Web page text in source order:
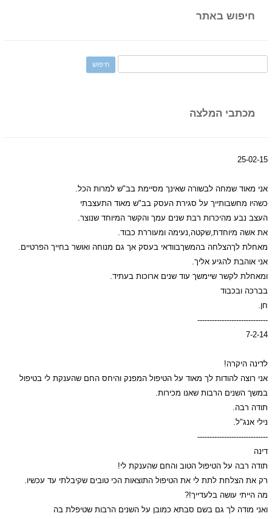
חיפוש באתר
מכתבי המלצה
25-02-15
אני מאוד שמחה לבשורה שאינך מסיימת בב"ש למרות הכל.
כשהיו מחשבותייך על סגירת העסק בב"ש מאוד התעצבתי
העצב נבע מהיכרות רבת שנים עמך והקשר המיוחד שנוצר.
את אשה מיוחדת,שקטה,נעימה ומעוררת כבוד.
מאחלת לךהצלחה בהמשךבוודאי בעסק אך גם מנוחה ואושר בחייך הפרטיים.
אני אוהבת להגיע אליך.
ומאחלת לקשר שיימשך עוד שנים ארוכות בעתיד.
בברכה ובכבוד
חן.
-----------------------------
7-2-14
לדינה היקרה!
אני רוצה להודות לך מאוד על הטיפול המפנק והיחס החם שהענקת לי בטיפול
במשך השנים הרבות שאנו מכירות.
תודה רבה.
נילי אנג"ל.
-----------------------------
דינה
תודה רבה על הטיפול הטוב והחם שהענקת לי!
רק את הצלחת לתת לי את הטיפול התוצאות הכי טובים שקיבלתי עד עכשיו.
מה הייתי עושה בלעדייך!?
ואני מודה לך גם בשם סבתא כמובן על השנים הרבות שטיפלת בה